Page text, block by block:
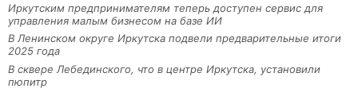
Иркутским предпринимателям теперь доступен сервис для
управления малым бизнесом на базе ИИ
В Ленинском округе Иркутска подвели предварительные итоги
2025 года
В сквере Лебединского, что в центре Иркутска, установили
пюпитр